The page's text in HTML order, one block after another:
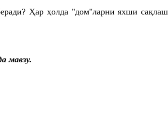
Ҳар ҳолда "дом"ларни яхши
мавзу.